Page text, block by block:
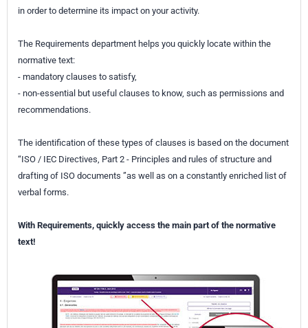
in order to determine its impact on your activity.
The Requirements department helps you quickly locate within the
normative text:
- mandatory clauses to satisfy,
- non-essential but useful clauses to know, such as permissions and
recommendations.
The identification of these types of clauses is based on the document
“ISO / IEC Directives, Part 2 - Principles and rules of structure and
drafting of ISO documents ”as well as on a constantly enriched list of
verbal forms.
With Requirements, quickly access the main part of the normative
text!